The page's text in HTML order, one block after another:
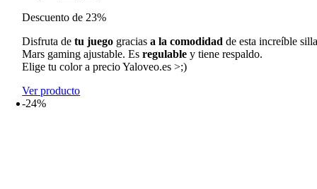
original
171,99€.
actual
131,99€.
Descuento de 23%
Disfruta detu juego graciasa la comodidad de esta increíble
Mars gaming ajustable. Esregulable y tiene respaldo.
Elige tu color a precio Yaloveo.es >;)
Ver producto
-24%